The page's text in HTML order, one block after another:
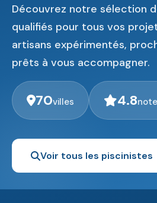
Découvrez notre sélection
qualifiés pour tous vos
artisans expérimentés,
prêts à vous accompagner.
70villes 4.8
Voir tous les piscinistes